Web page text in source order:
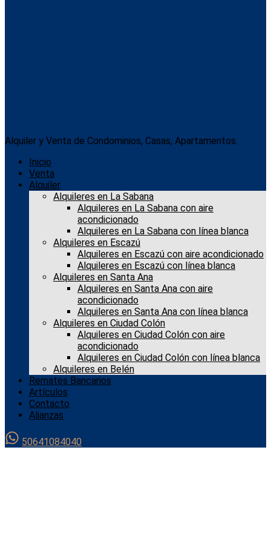
Alquiler y Venta de Condominios, Casas, Apartamentos.
Inicio
Venta
Alquiler
Alquileres en La Sabana
Alquileres en La Sabana con aire
acondicionado
Alquileres en La Sabana con línea blanca
Alquileres en Escazú
Alquileres en Escazú con aire acondicionado
Alquileres en Escazú con línea blanca
Alquileres en Santa Ana
Alquileres en Santa Ana con aire
acondicionado
Alquileres en Santa Ana con línea blanca
Alquileres en Ciudad Colón
Alquileres en Ciudad Colón con aire
acondicionado
Alquileres en Ciudad Colón con línea blanca
Alquileres en Belén
Remates Bancarios
Artículos
Contacto
Alianzas
50641084040